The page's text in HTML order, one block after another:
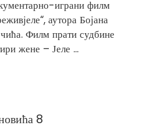
играни филм
аутора Бојана
Филм прати судбине
жене – Јеле ...
8